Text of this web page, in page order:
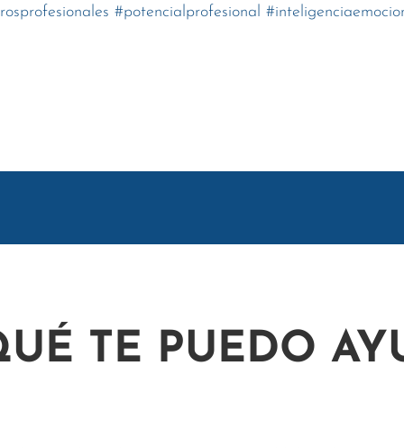
#potencialprofesional #
TE PUEDO